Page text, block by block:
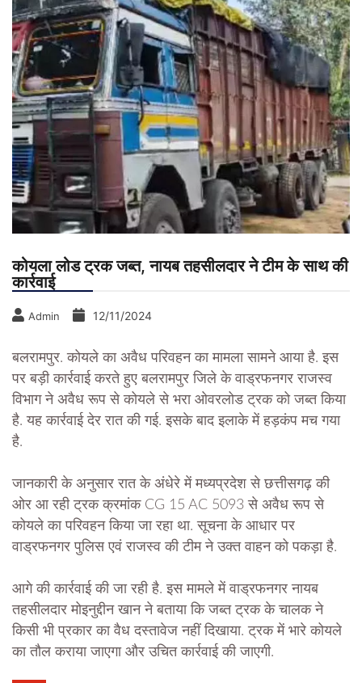
कोयला लोड ट्रक जब्त, नायब तहसीलदार ने टीम के साथ की
कार्रवाई
Admin 12/11/2024
बलरामपुर. कोयले का अवैध परिवहन का मामला सामने आया है. इस
पर बड़ी कार्रवाई करते हुए बलरामपुर जिले के वाड्रफनगर राजस्व
विभाग ने अवैध रूप से कोयले से भरा ओवरलोड ट्रक को जब्त किया
है. यह कार्रवाई देर रात की गई. इसके बाद इलाके में हड़कंप मच गया
है.
जानकारी के अनुसार रात के अंधेरे में मध्यप्रदेश से छत्तीसगढ़ की
ओर आ रही ट्रक क्रमांक CG 15 AC 5093 से अवैध रूप से
कोयले का परिवहन किया जा रहा था. सूचना के आधार पर
वाड्रफनगर पुलिस एवं राजस्व की टीम ने उक्त वाहन को पकड़ा है.
आगे की कार्रवाई की जा रही है. इस मामले में वाड्रफनगर नायब
तहसीलदार मोइनुद्दीन खान ने बताया कि जब्त ट्रक के चालक ने
किसी भी प्रकार का वैध दस्तावेज नहीं दिखाया. ट्रक में भारे कोयले
का तौल कराया जाएगा और उचित कार्रवाई की जाएगी.